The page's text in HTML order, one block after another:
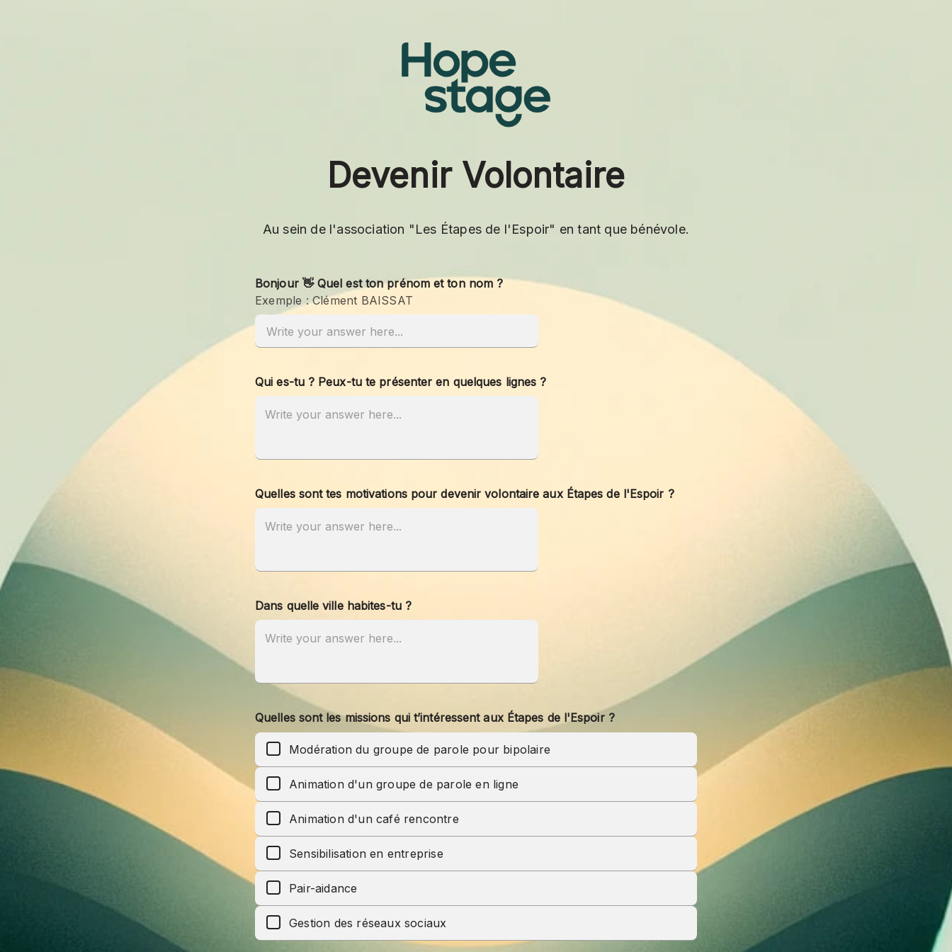
Devenir Volontaire
Au sein de l'association "Les Étapes de l'Espoir" en tant que bénévole.
Bonjour 👋 Quel est ton prénom et ton nom ?
Exemple : Clément BAISSAT
Qui es-tu ? Peux-tu te présenter en quelques lignes ?
Quelles sont tes motivations pour devenir volontaire aux Étapes de l'Espoir ?
Dans quelle ville habites-tu ?
Quelles sont les missions qui t’intéressent aux Étapes de l'Espoir ?
Modération du groupe de parole pour bipolaire
Animation d'un groupe de parole en ligne
Animation d'un café rencontre
Sensibilisation en entreprise
Pair-aidance
Gestion des réseaux sociaux